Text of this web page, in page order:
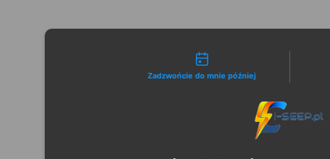
Możliwości kontaktu
Zadzwońcie do mnie później